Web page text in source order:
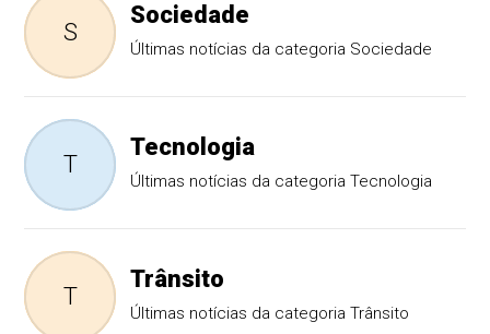
S
Sociedade
Últimas notícias da categoria Sociedade
T
Tecnologia
Últimas notícias da categoria Tecnologia
T
Trânsito
Últimas notícias da categoria Trânsito